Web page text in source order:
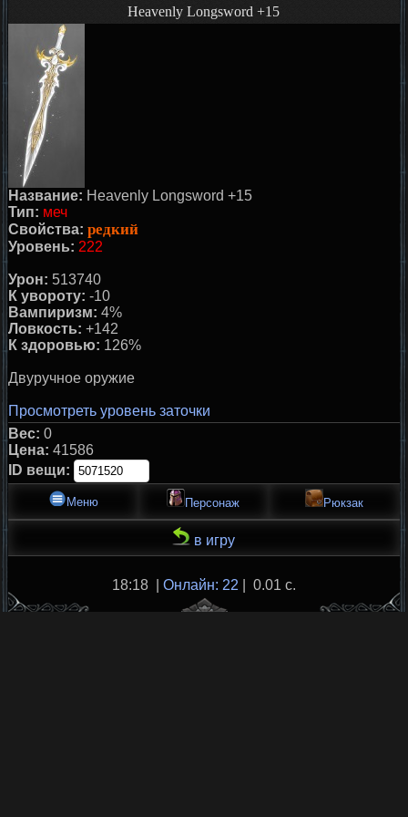
Heavenly Longsword +15
Название: Heavenly Longsword +15
Тип: меч
Свойства: редкий
Уровень: 222
Урон: 513740
К увороту: -10
Вампиризм: 4%
Ловкость: +142
К здоровью: 126%
Двуручное оружие
Просмотреть уровень заточки
Вес: 0
Цена: 41586
ID вещи:
Меню Персонаж Рюкзак
в игру
18:18 | Онлайн: 22 | 0.01 с.